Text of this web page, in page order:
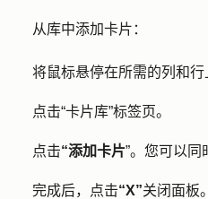
从库中添加卡片：
将鼠标悬停在所需的列和
点击“卡片库”标签页。
点击“添加卡片”。您可以同
完成后，点击“X”关闭面板。